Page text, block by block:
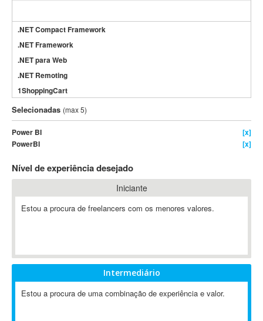
.NET Compact Framework
.NET Framework
.NET para Web
.NET Remoting
1ShoppingCart
3DS Max
3GSM
4D Dimension
A&P
A-GPS
A2Billing
AAUS Scientific Diver
Abaqus
ABIS
Selecionadas (max 5)
Power BI
[x]
PowerBI
[x]
Nível de experiência desejado
Iniciante
Estou a procura de freelancers com os menores valores.
Intermediário
Estou a procura de uma combinação de experiência e valor.